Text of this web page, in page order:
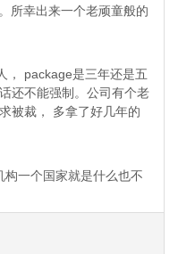
所幸出来一个老顽童般的
， package是三年还是五
还不能强制。公司有个老
被裁， 多拿了好几年的
一个国家就是什么也不